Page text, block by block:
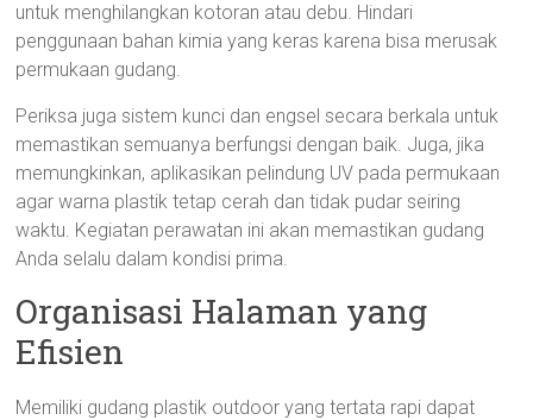
untuk menghilangkan kotoran atau debu. Hindari
penggunaan bahan kimia yang keras karena bisa merusak
permukaan gudang.
Periksa juga sistem kunci dan engsel secara berkala untuk
memastikan semuanya berfungsi dengan baik. Juga, jika
memungkinkan, aplikasikan pelindung UV pada permukaan
agar warna plastik tetap cerah dan tidak pudar seiring
waktu. Kegiatan perawatan ini akan memastikan gudang
Anda selalu dalam kondisi prima.
Organisasi Halaman yang
Efisien
Memiliki gudang plastik outdoor yang tertata rapi dapat